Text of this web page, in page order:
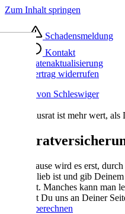
Zum Inhalt springen
Schadensmeldung
Kontakt
Datenaktualisierung
Vertrag widerrufen
Dein Hausrat ist mehr wert, als
Ein Zuhause wird es erst,
was Dir lieb ist und gib
verdienst. Manches kann man
Rest hast Du uns an Deiner
Beitrag berechnen